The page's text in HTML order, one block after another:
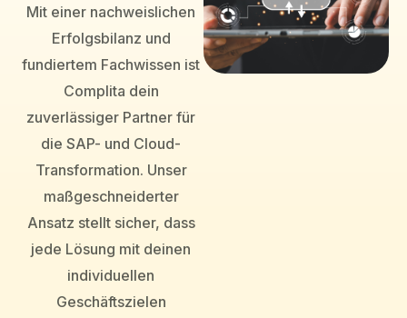
Mit einer nachweislichen
Erfolgsbilanz und
fundiertem Fachwissen ist
Complita dein
zuverlässiger Partner für
die SAP- und Cloud-
Transformation. Unser
maßgeschneiderter
Ansatz stellt sicher, dass
jede Lösung mit deinen
individuellen
Geschäftszielen